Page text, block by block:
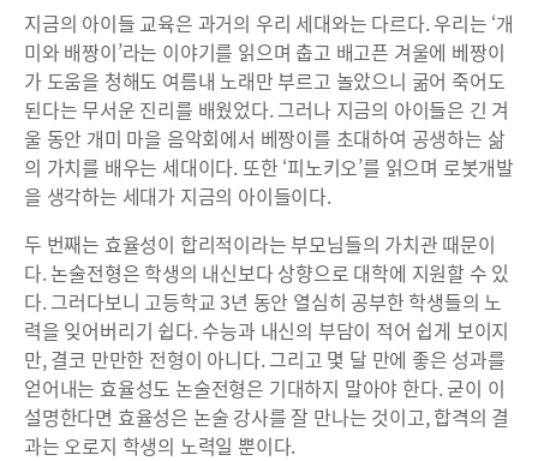
지금의 아이들 교육은 과거의 우리 세대와는 다르다. 우리는 ‘개
미와 배짱이’라는 이야기를 읽으며 춥고 배고픈 겨울에 베짱이
가 도움을 청해도 여름내 노래만 부르고 놀았으니 굶어 죽어도
된다는 무서운 진리를 배웠었다. 그러나 지금의 아이들은 긴 겨
울 동안 개미 마을 음악회에서 베짱이를 초대하여 공생하는 삶
의 가치를 배우는 세대이다. 또한 ‘피노키오’를 읽으며 로봇개발
을 생각하는 세대가 지금의 아이들이다.
두 번째는 효율성이 합리적이라는 부모님들의 가치관 때문이
다. 논술전형은 학생의 내신보다 상향으로 대학에 지원할 수 있
다. 그러다보니 고등학교 3년 동안 열심히 공부한 학생들의 노
력을 잊어버리기 쉽다. 수능과 내신의 부담이 적어 쉽게 보이지
만, 결코 만만한 전형이 아니다. 그리고 몇 달 만에 좋은 성과를
얻어내는 효율성도 논술전형은 기대하지 말아야 한다. 굳이 이
설명한다면 효율성은 논술 강사를 잘 만나는 것이고, 합격의 결
과는 오로지 학생의 노력일 뿐이다.